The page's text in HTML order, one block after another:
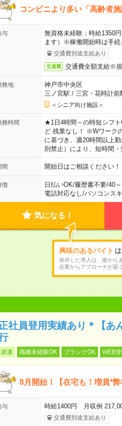
コンビニより多い「高齢者
与
無資格未経験：時給1350
ます）※稼働開始時は手続
交通費別途支給あり
交通費 交通費全額支給※
務地
神戸市中央区
三ノ宮駅 / 三宮・花時計前
＜シニア向け施設＞
務時間
★1日4時間～の時短シフ
ど 残業なし！ ※Wワーク
に基づき、週20時間以上
則禁止）により、短時間
間 開始日はご相談ください
徴 日払いOK/履歴書不要/40
電話対応なし/パソコンス
気になる！
興味のあるバイト
保存した求人は、後から
企業からアプローチが届
社員登用実績あり＊【あ
派遣 職種未経験OK ブランクOK WEB
8月開始！【在宅も！増員*
与 時給1400円 月収例
交通費別途支給あり